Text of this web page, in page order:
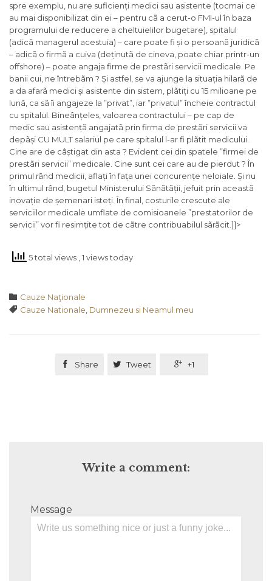
spre exemplu, nu are suficienți medici sau asistente (tocmai ce
au mai disponibilizat din ei – pentru cã a cerut-o FMI-ul în baza
programului de reducere a cheltuielilor bugetare), spitalul
(adicã managerul acestuia) – care poate fi și o persoanã juridicã
– adicã o firmã a cuiva (deținutã de cineva, poate chiar printr-un
offshore) – poate angaja firme de prestãri servicii medicale. Pe
banii cui, ne întrebãm ? Și astfel, se va ajunge la situația hilarã de
a da afarã medici și asistente din sistem, plãtiți cu 15 milioane pe
lunã, ca sã îi angajeze la ”privat”, iar ”privatul” încheie contractul
cu spitalul. Bineânțeles, valoarea contractului – pe cap de
medic sau asistențã angajatã prin firma de prestãri servicii va
depãși CU MULT salariul pe care spitalul l-ar fi plãtit medicului.
Cine are de câștigat din asta ? Evident cei din spatele ”firmei de
prestãri servicii” medicale. Cine sunt cei care au de pierdut ? În
primul rând medicii, aflați în fața unei concurențe neloiale. Și nu
în ultimul rând, bugetul Ministerului Sãnãtãții, jefuit prin aceastã
inovație de șemenari isteți. În final, costurile crescute ale
serviciilor medicale umflate de comisioanele ”prestatorilor de
servicii” vor fi resimțite tot de cãtre contribuabilul sãrãcit.]]>
5 total views , 1 views today
 Category
Cauze Naţionale
 Tags
Cauze Nationale Dumnezeu si Neamul meu
 Share  Tweet  +1
Write a comment:
Message